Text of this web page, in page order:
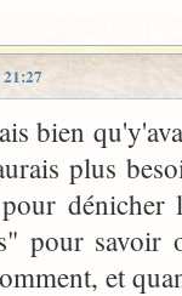
bien
plus
dénicher
pour
et